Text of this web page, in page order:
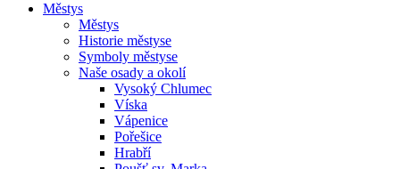
Městys
Městys
Historie městyse
Symboly městyse
Naše osady a okolí
Vysoký Chlumec
Víska
Vápenice
Pořešice
Hrabří